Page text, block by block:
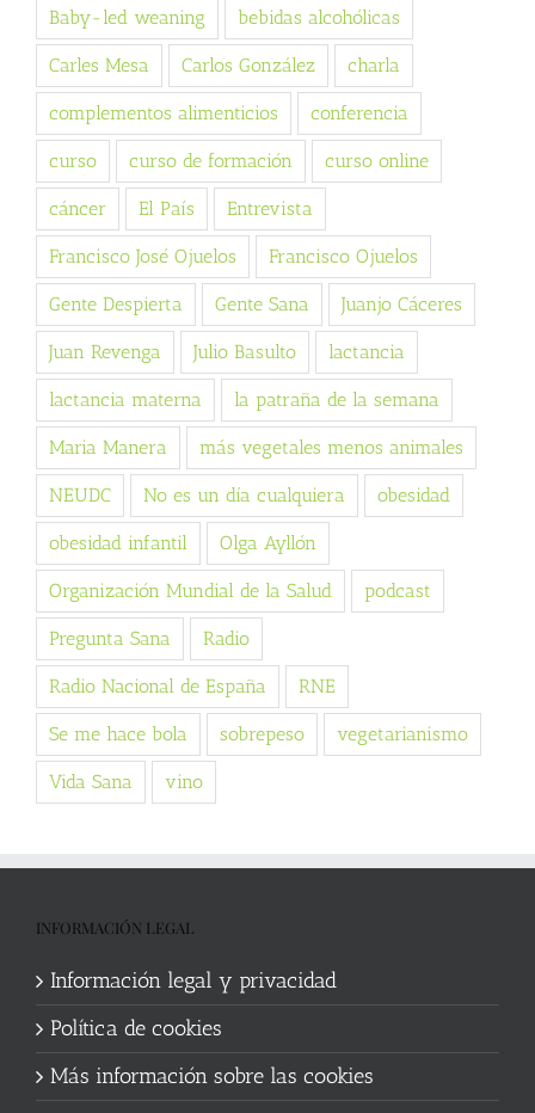
Baby-led weaning bebidas alcohólicas
Carles Mesa Carlos González charla
complementos alimenticios conferencia
curso curso de formación curso online
cáncer El País Entrevista
Francisco José Ojuelos Francisco Ojuelos
Gente Despierta Gente Sana Juanjo Cáceres
Juan Revenga Julio Basulto lactancia
lactancia materna la patraña de la semana
Maria Manera más vegetales menos animales
NEUDC No es un día cualquiera obesidad
obesidad infantil Olga Ayllón
Organización Mundial de la Salud podcast
Pregunta Sana Radio
Radio Nacional de España RNE
Se me hace bola sobrepeso vegetarianismo
Vida Sana vino
INFORMACIÓN LEGAL
Información legal y privacidad
Política de cookies
Más información sobre las cookies